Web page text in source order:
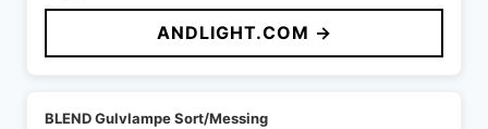
pris
var:
999 kr..
pris
er:
719 kr..
ANDLIGHT.COM →
BLEND Gulvlampe Sort/Messing